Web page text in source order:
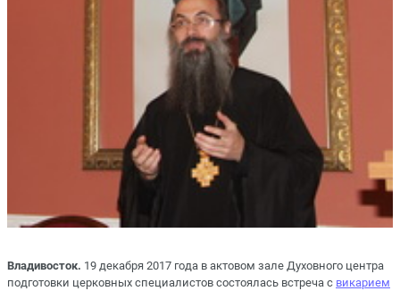
Владивосток. 19 декабря 2017 года в актовом зале Духовного центра
подготовки церковных специалистов состоялась встреча с викарием